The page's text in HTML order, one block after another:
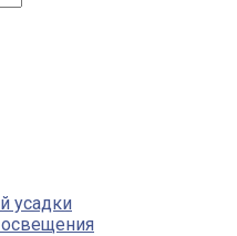
усадки